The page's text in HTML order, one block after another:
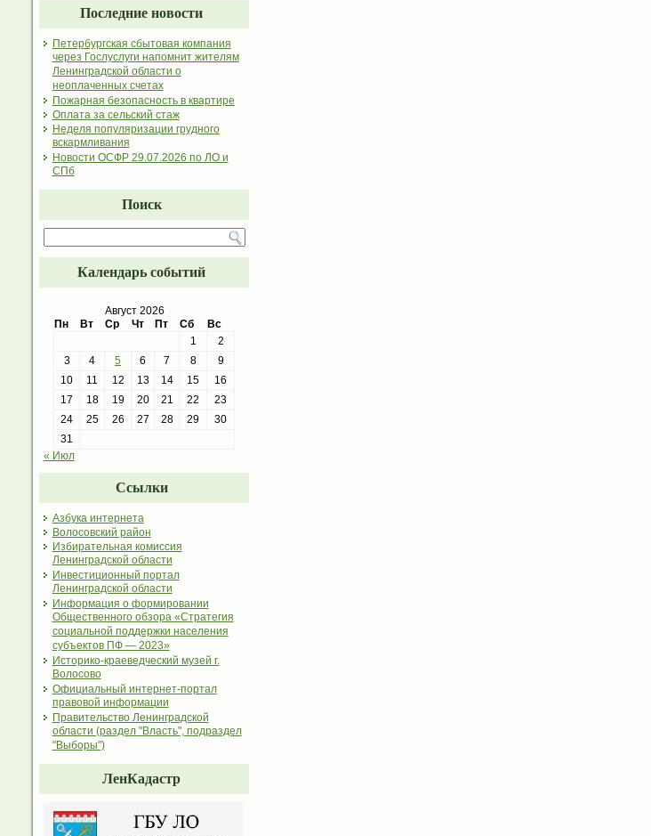
Последние новости
Петербургская сбытовая компания
через Гослуслуги напомнит жителям
Ленинградской области о
неоплаченных счетах
Пожарная безопасность в квартире
Оплата за сельский стаж
Неделя популяризации грудного
вскармливания
Новости ОСФР 29.07.2026 по ЛО и
СПб
Поиск
Календарь событий
Август 2026
Пн
Вт Ср Чт Пт Сб
Вс
1
2
3
4 5 6 7 8
9
10
11 12 13 14 15
16
17
18 19 20 21 22
23
24
25 26 27 28 29
30
31
« Июл
Ссылки
Азбука интернета
Волосовский район
Избирательная комиссия
Ленинградской области
Инвестиционный портал
Ленинградской области
Информация о формировании
Общественного обзора «Стратегия
социальной поддержки населения
субъектов ПФ — 2023»
Историко-краеведческий музей г.
Волосово
Официальный интернет-портал
правовой информации
Правительство Ленинградской
области (раздел "Власть", подраздел
"Выборы")
ЛенКадастр